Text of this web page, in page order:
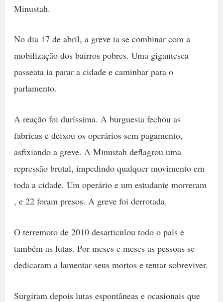
Minustah.
No dia 17 de abril, a greve ia se combinar com a
mobilização dos bairros pobres. Uma gigantesca
passeata ia parar a cidade e caminhar para o
parlamento.
A reação foi duríssima. A burguesia fechou as
fabricas e deixou os operários sem pagamento,
asfixiando a greve. A Minustah deflagrou uma
repressão brutal, impedindo qualquer movimento em
toda a cidade. Um operário e um estudante morreram
, e 22 foram presos. A greve foi derrotada.
O terremoto de 2010 desarticulou todo o país e
também as lutas. Por meses e meses as pessoas se
dedicaram a lamentar seus mortos e tentar sobreviver.
Surgiram depois lutas espontâneas e ocasionais que